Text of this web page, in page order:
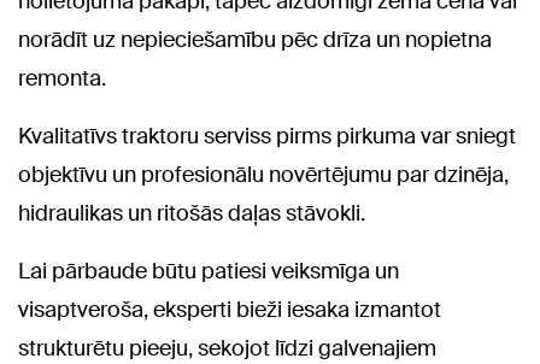
norādīt uz nepieciešamību pēc drīza un nopietna
remonta.
Kvalitatīvs traktoru serviss pirms pirkuma var sniegt
objektīvu un profesionālu novērtējumu par dzinēja,
hidraulikas un ritošās daļas stāvokli.
Lai pārbaude būtu patiesi veiksmīga un
visaptveroša, eksperti bieži iesaka izmantot
strukturētu pieeju, sekojot līdzi galvenajiem